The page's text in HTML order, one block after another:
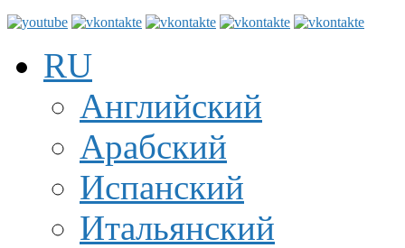
RU
Английский
Арабский
Испанский
Итальянский